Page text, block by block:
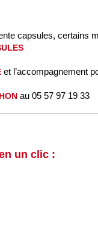
capsules, certains
et l’accompagnement
au 05 57 97 19 33
un clic :